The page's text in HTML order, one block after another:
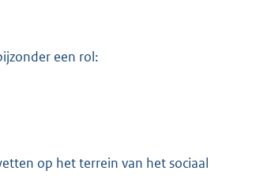
een rol:
op het terrein van het sociaal